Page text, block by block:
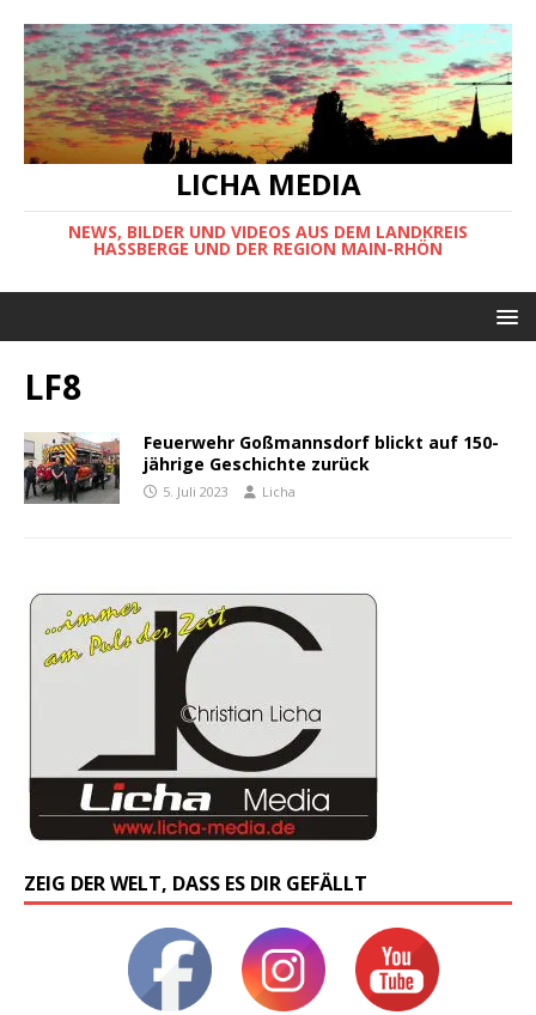
LICHA MEDIA
NEWS, BILDER UND VIDEOS AUS DEM LANDKREIS
HASSBERGE UND DER REGION MAIN-RHÖN
LF8
Feuerwehr Goßmannsdorf blickt auf 150-
jährige Geschichte zurück
5. Juli 2023 Licha
ZEIG DER WELT, DASS ES DIR GEFÄLLT